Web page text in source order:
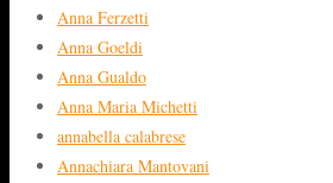
Anna Ferzetti
Anna Goeldi
Anna Gualdo
Anna Maria Michetti
annabella calabrese
Annachiara Mantovani